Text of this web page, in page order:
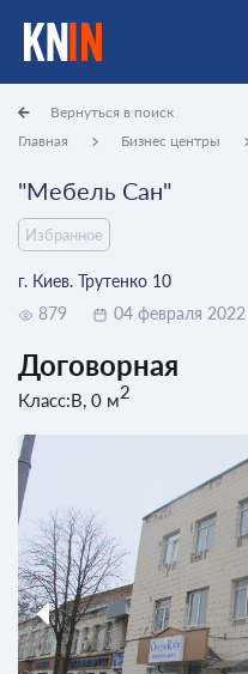
Главная Бизнес центры
Вернуться в поиск
"Мебель Сан"
Избранное
г. Киев. Трутенко 10
879
04 февраля 2022
Договорная
Класс:B, 0 м2